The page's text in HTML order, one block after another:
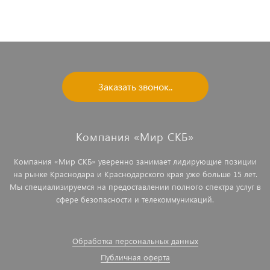
Заказать звонок..
Компания «Мир СКБ»
Компания «Мир СКБ» уверенно занимает лидирующие позиции
на рынке Краснодара и Краснодарского края уже больше 15 лет.
Мы специализируемся на предоставлении полного спектра услуг в
сфере безопасности и телекоммуникаций.
Обработка персональных данных
Публичная оферта